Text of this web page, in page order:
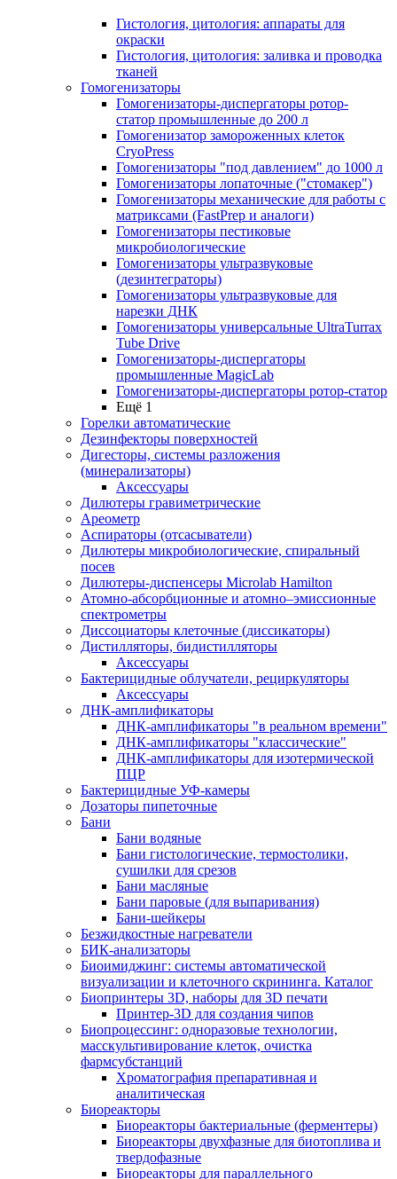
Гистология, цитология: аппараты для
окраски
Гистология, цитология: заливка и проводка
тканей
Гомогенизаторы
Гомогенизаторы-диспергаторы ротор-
статор промышленные до 200 л
Гомогенизатор замороженных клеток
CryoPress
Гомогенизаторы "под давлением" до 1000 л
Гомогенизаторы лопаточные ("стомакер")
Гомогенизаторы механические для работы с
матриксами (FastPrep и аналоги)
Гомогенизаторы пестиковые
микробиологические
Гомогенизаторы ультразвуковые
(дезинтеграторы)
Гомогенизаторы ультразвуковые для
нарезки ДНК
Гомогенизаторы универсальные UltraTurrax
Tube Drive
Гомогенизаторы-диспергаторы
промышленные MagicLab
Гомогенизаторы-диспергаторы ротор-статор
Ещё 1
Горелки автоматические
Дезинфекторы поверхностей
Дигесторы, системы разложения
(минерализаторы)
Аксессуары
Дилютеры гравиметрические
Ареометр
Аспираторы (отсасыватели)
Дилютеры микробиологические, спиральный
посев
Дилютеры-диспенсеры Microlab Hamilton
Атомно-абсорбционные и атомно–эмиссионные
спектрометры
Диссоциаторы клеточные (диссикаторы)
Дистилляторы, бидистилляторы
Аксессуары
Бактерицидные облучатели, рециркуляторы
Аксессуары
ДНК-амплификаторы
ДНК-амплификаторы "в реальном времени"
ДНК-амплификаторы "классические"
ДНК-амплификаторы для изотермической
ПЦР
Бактерицидные УФ-камеры
Дозаторы пипеточные
Бани
Бани водяные
Бани гистологические, термостолики,
сушилки для срезов
Бани масляные
Бани паровые (для выпаривания)
Бани-шейкеры
Безжидкостные нагреватели
БИК-анализаторы
Биоимиджинг: системы автоматической
визуализации и клеточного скрининга. Каталог
Биопринтеры 3D, наборы для 3D печати
Принтер-3D для создания чипов
Биопроцессинг: одноразовые технологии,
масскультивирование клеток, очистка
фармсубстанций
Хроматография препаративная и
аналитическая
Биореакторы
Биореакторы бактериальные (ферментеры)
Биореакторы двухфазные для биотоплива и
твердофазные
Биореакторы для параллельного